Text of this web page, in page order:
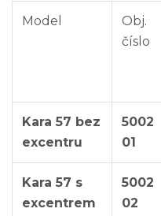
Model
Obj.
číslo
Kara 57 bez
excentru
5002
01
Kara 57 s
excentrem
5002
02